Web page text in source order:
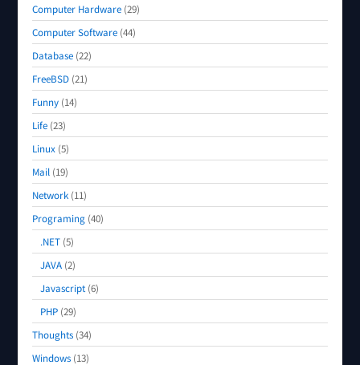
Computer Hardware (29)
Computer Software (44)
Database (22)
FreeBSD (21)
Funny (14)
Life (23)
Linux (5)
Mail (19)
Network (11)
Programing (40)
.NET (5)
JAVA (2)
Javascript (6)
PHP (29)
Thoughts (34)
Windows (13)